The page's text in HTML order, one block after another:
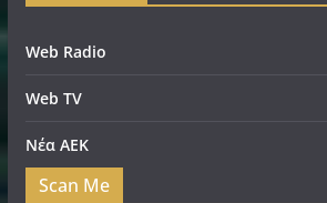
Web Radio
Web TV
Νέα ΑΕΚ
Scan Me